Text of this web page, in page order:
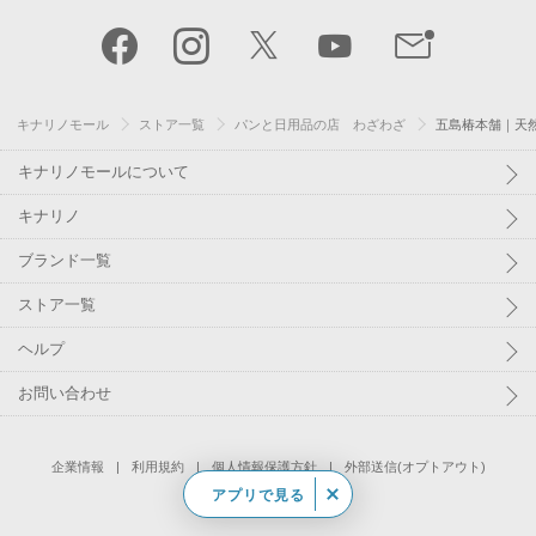
キナリノモール ストア一覧 パンと日用品の店 わざわざ 五島椿本舗｜天
キナリノモールについて
キナリノ
ブランド一覧
ストア一覧
ヘルプ
お問い合わせ
企業情報 利用規約 個人情報保護方針 外部送信(オプトアウト)
© Kakaku.com, Inc.
アプリで見る